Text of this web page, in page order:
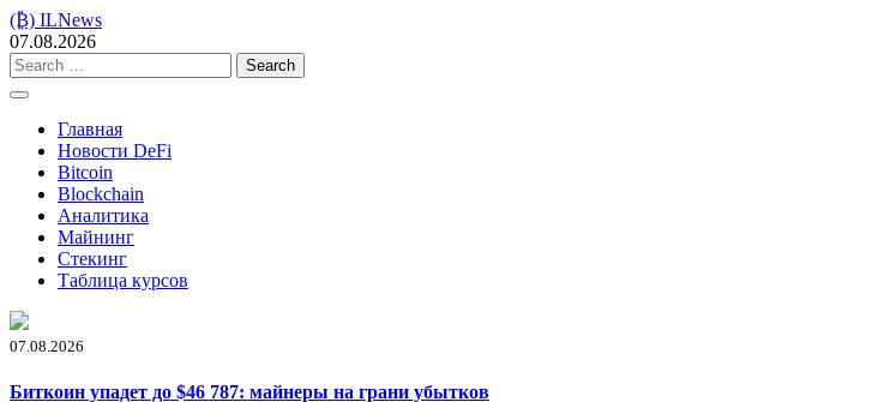
Skip
to
content
(₿) ILNews
07.08.2026
Search
for:
Главная
Новости DeFi
Bitcoin
Blockchain
Аналитика
Майнинг
Стекинг
Таблица курсов
07.08.2026
Биткоин упадет до $46 787: майнеры на грани убытков